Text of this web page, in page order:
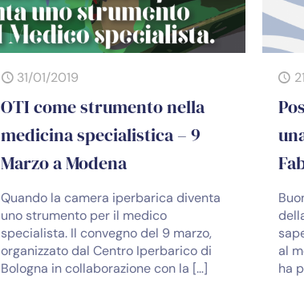
31/01/2019
OTI come strumento nella
medicina specialistica – 9
Marzo a Modena
Quando la camera iperbarica diventa
uno strumento per il medico
specialista. Il convegno del 9 marzo,
organizzato dal Centro Iperbarico di
Bologna in collaborazione con la […]
al
ha